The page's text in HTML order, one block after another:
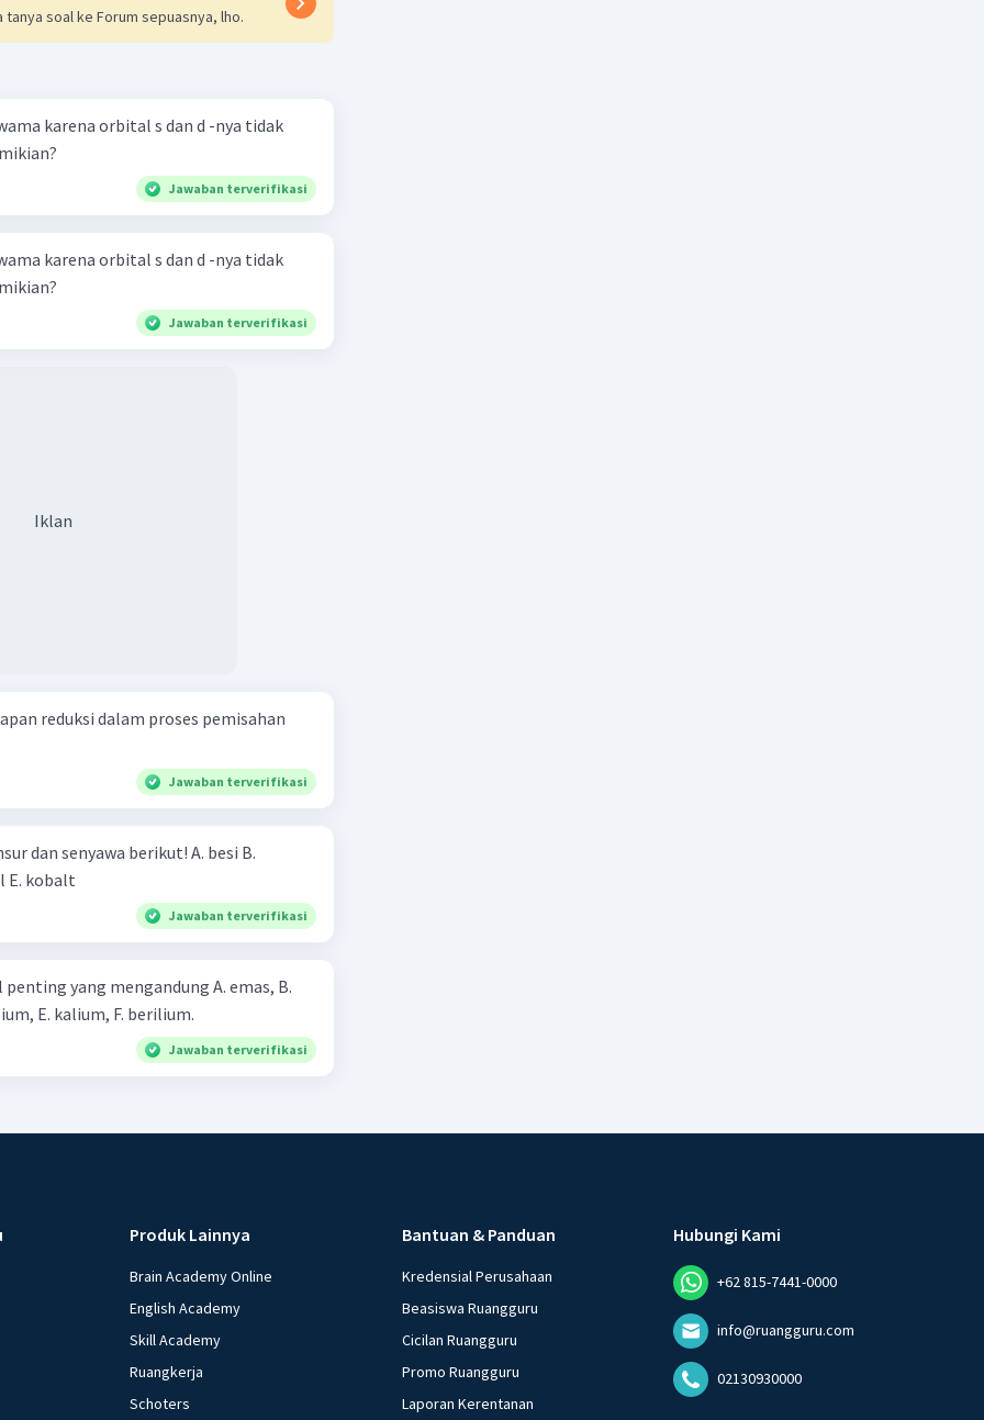
tanya soal ke Forum sepuasnya, lho.
karena orbital s dan d -nya tidak
Jawaban terverifikasi
karena orbital s dan d -nya tidak
Jawaban terverifikasi
Iklan
reduksi dalam proses pemisahan
Jawaban terverifikasi
senyawa berikut! A. besi B.
kromium C. tembaga D. nikel E. kobalt
Jawaban terverifikasi
yang mengandung A. emas, B.
perak, C. kalsium, D. magnesium, E. kalium, F. berilium.
Jawaban terverifikasi
Produk Lainnya
Brain Academy Online
English Academy
Skill Academy
Ruangkerja
Schoters
Bantuan & Panduan
Kredensial Perusahaan
Beasiswa Ruangguru
Cicilan Ruangguru
Promo Ruangguru
Laporan Kerentanan
Hubungi Kami
+62 815-7441-0000
info@ruangguru.com
02130930000